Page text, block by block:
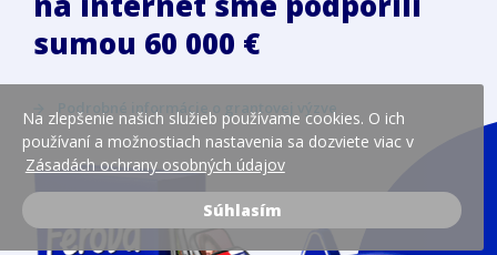
Na zlepšenie našich služieb používame cookies. O ich
používaní a možnostiach nastavenia sa dozviete viac v
Zásadách ochrany osobných údajov
Súhlasím
sumou 60 000 €
Podrobné informácie o grantovej výzve